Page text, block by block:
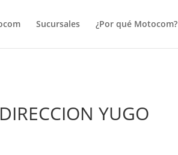
Sucursales ¿Por qué Motocom?
YUGO